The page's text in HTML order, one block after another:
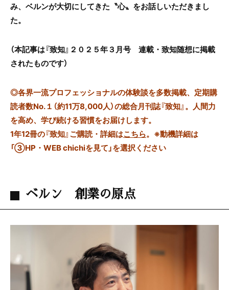
み、ベルンが大切にしてきた〝心〟をお話しいただきまし
た。
（本記事は『致知』２０２５年３月号 連載・致知随想に掲載
されたものです）
◎各界一流プロフェッショナルの体験談を多数掲載、定期購
読者数No.１（約11万8,000人）の総合月刊誌『致知』。人間力
を高め、学び続ける習慣をお届けします。
1年12冊の『致知』ご購読・詳細はこちら。 ※動機詳細は
「③HP・WEB chichiを見て」を選択ください
ベルン 創業の原点